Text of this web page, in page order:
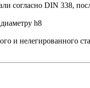
согласно DIN 338,
h8
и нелегированного